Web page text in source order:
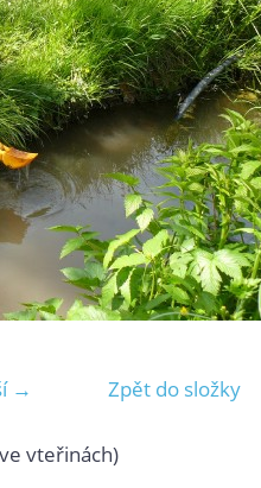
→ Zpět do složky
vteřinách)